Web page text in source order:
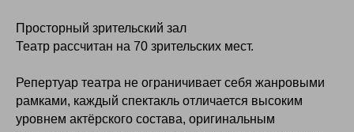
Просторный зрительский зал
Театр рассчитан на 70 зрительских мест.
Репертуар театра не ограничивает себя жанровыми
рамками, каждый спектакль отличается высоким
уровнем актёрского состава, оригинальным